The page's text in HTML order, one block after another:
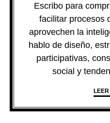
Escribo para
facilitar procesos
aprovechen la
hablo de diseño,
participativas,
social y